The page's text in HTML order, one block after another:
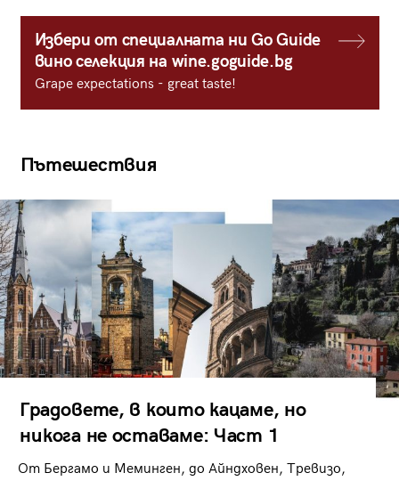
Избери от специалната ни Go Guide
вино селекция на wine.goguide.bg
Grape expectations - great taste!
Пътешествия
Градовете, в които кацаме, но
никога не оставаме: Част 1
От Бергамо и Меминген, до Айндховен, Тревизо,